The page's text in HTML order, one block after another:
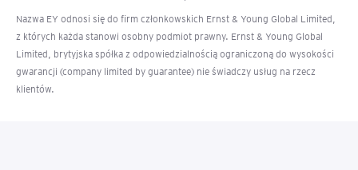
Nazwa EY odnosi się do firm członkowskich Ernst & Young Global Limited,
z których każda stanowi osobny podmiot prawny. Ernst & Young Global
Limited, brytyjska spółka z odpowiedzialnością ograniczoną do wysokości
gwarancji (company limited by guarantee) nie świadczy usług na rzecz
klientów.